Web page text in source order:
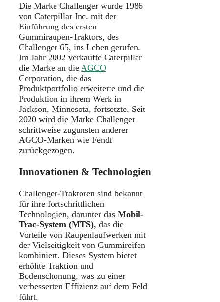
Die Marke Challenger wurde 1986
von Caterpillar Inc. mit der
Einführung des ersten
Gummiraupen-Traktors, des
Challenger 65, ins Leben gerufen.
Im Jahr 2002 verkaufte Caterpillar
die Marke an die AGCO
Corporation, die das
Produktportfolio erweiterte und die
Produktion in ihrem Werk in
Jackson, Minnesota, fortsetzte. Seit
2020 wird die Marke Challenger
schrittweise zugunsten anderer
AGCO-Marken wie Fendt
zurückgezogen.
Innovationen & Technologien
Challenger-Traktoren sind bekannt
für ihre fortschrittlichen
Technologien, darunter das Mobil-
Trac-System (MTS), das die
Vorteile von Raupenlaufwerken mit
der Vielseitigkeit von Gummireifen
kombiniert. Dieses System bietet
erhöhte Traktion und
Bodenschonung, was zu einer
verbesserten Effizienz auf dem Feld
führt.